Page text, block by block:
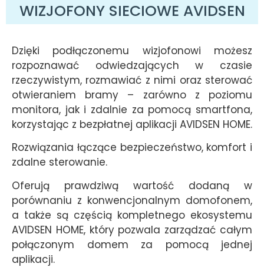
WIZJOFONY SIECIOWE AVIDSEN
Dzięki podłączonemu wizjofonowi możesz
rozpoznawać odwiedzających w czasie
rzeczywistym, rozmawiać z nimi oraz sterować
otwieraniem bramy – zarówno z poziomu
monitora, jak i zdalnie za pomocą smartfona,
korzystając z bezpłatnej aplikacji AVIDSEN HOME.
Rozwiązania łączące bezpieczeństwo, komfort i
zdalne sterowanie.
Oferują prawdziwą wartość dodaną w
porównaniu z konwencjonalnym domofonem,
a także są częścią kompletnego ekosystemu
AVIDSEN HOME, który pozwala zarządzać całym
połączonym domem za pomocą jednej
aplikacji.